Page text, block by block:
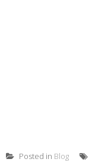
Posted in Blog